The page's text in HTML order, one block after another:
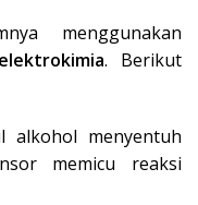
menggunakan
. Berikut
alkohol menyentuh
memicu reaksi